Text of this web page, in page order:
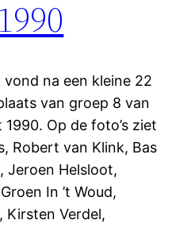
na een kleine 22
van groep 8 van
Op de foto’s ziet
Robert van Klink, Bas
Jeroen Helsloot,
In ’t Woud,
Kirsten Verdel,